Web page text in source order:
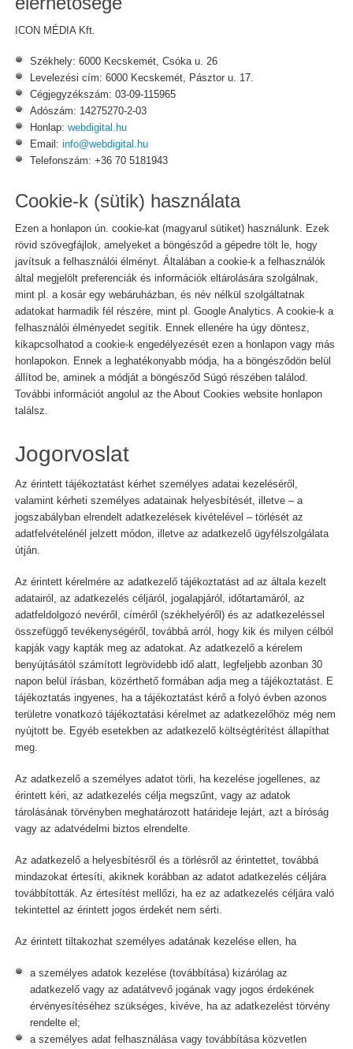
ICON MÉDIA Kft.
Székhely: 6000 Kecskemét, Csóka u. 26
Levelezési cím: 6000 Kecskemét, Pásztor u. 17.
Cégjegyzékszám: 03-09-115965
Adószám: 14275270-2-03
Honlap: webdigital.hu
Email: info@webdigital.hu
Telefonszám: +36 70 5181943
Cookie-k (sütik) használata
Ezen a honlapon ún. cookie-kat (magyarul sütiket) használunk. Ezek
rövid szövegfájlok, amelyeket a böngésződ a gépedre tölt le, hogy
javítsuk a felhasználói élményt. Általában a cookie-k a felhasználók
által megjelölt preferenciák és információk eltárolására szolgálnak,
mint pl. a kosár egy webáruházban, és név nélkül szolgáltatnak
adatokat harmadik fél részére, mint pl. Google Analytics. A cookie-k a
felhasználói élményedet segítik. Ennek ellenére ha úgy döntesz,
kikapcsolhatod a cookie-k engedélyezését ezen a honlapon vagy más
honlapokon. Ennek a leghatékonyabb módja, ha a böngésződön belül
állítod be, aminek a módját a böngésződ Súgó részében találod.
További információt angolul az the About Cookies website honlapon
találsz.
Jogorvoslat
Az érintett tájékoztatást kérhet személyes adatai kezeléséről,
valamint kérheti személyes adatainak helyesbítését, illetve – a
jogszabályban elrendelt adatkezelések kivételével – törlését az
adatfelvételénél jelzett módon, illetve az adatkezelő ügyfélszolgálata
útján.
Az érintett kérelmére az adatkezelő tájékoztatást ad az általa kezelt
adatairól, az adatkezelés céljáról, jogalapjáról, időtartamáról, az
adatfeldolgozó nevéről, címéről (székhelyéről) és az adatkezeléssel
összefüggő tevékenységéről, továbbá arról, hogy kik és milyen célból
kapják vagy kapták meg az adatokat. Az adatkezelő a kérelem
benyújtásától számított legrövidebb idő alatt, legfeljebb azonban 30
napon belül írásban, közérthető formában adja meg a tájékoztatást. E
tájékoztatás ingyenes, ha a tájékoztatást kérő a folyó évben azonos
területre vonatkozó tájékoztatási kérelmet az adatkezelőhöz még nem
nyújtott be. Egyéb esetekben az adatkezelő költségtérítést állapíthat
meg.
Az adatkezelő a személyes adatot törli, ha kezelése jogellenes, az
érintett kéri, az adatkezelés célja megszűnt, vagy az adatok
tárolásának törvényben meghatározott határideje lejárt, azt a bíróság
vagy az adatvédelmi biztos elrendelte.
Az adatkezelő a helyesbítésről és a törlésről az érintettet, továbbá
mindazokat értesíti, akiknek korábban az adatot adatkezelés céljára
továbbították. Az értesítést mellőzi, ha ez az adatkezelés céljára való
tekintettel az érintett jogos érdekét nem sérti.
Az érintett tiltakozhat személyes adatának kezelése ellen, ha
a személyes adatok kezelése (továbbítása) kizárólag az
adatkezelő vagy az adatátvevő jogának vagy jogos érdekének
érvényesítéséhez szükséges, kivéve, ha az adatkezelést törvény
rendelte el;
a személyes adat felhasználása vagy továbbítása közvetlen